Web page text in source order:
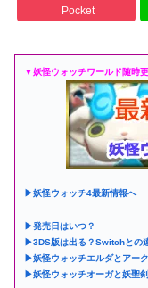
Pocket
▼妖怪ウォッチワールド随時更
▶妖怪ウォッチ4最新情報へ
▶発売日はいつ？
▶3DS版は出る？Switchとの
▶妖怪ウォッチエルダとアーク
▶妖怪ウォッチオーガと妖聖剣